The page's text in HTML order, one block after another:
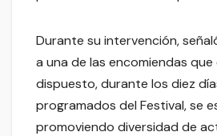
Durante su intervención,
a una de las encomiendas que
dispuesto, durante los diez
programados del Festival, se
promoviendo diversidad de